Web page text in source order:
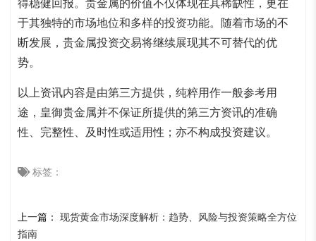
得稳健回报。贵金属的价值不仅体现在其稀缺性，更在
于其独特的市场地位和多样的投资功能。随着市场的不
断发展，贵金属投资交易将继续展现其不可替代的优
势。
以上资讯内容是由第三方提供，纯粹用作一般参考用
途， 皇御贵金属并不保证所提供的第三方资讯的准确
性、完整性、及时性或适用性；亦不构成投资建议。
标签：
上一篇：
现货黄金市场深度解析：趋势、风险与投资策略全方位
指南